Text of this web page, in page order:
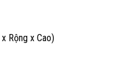
Rộng x Cao)